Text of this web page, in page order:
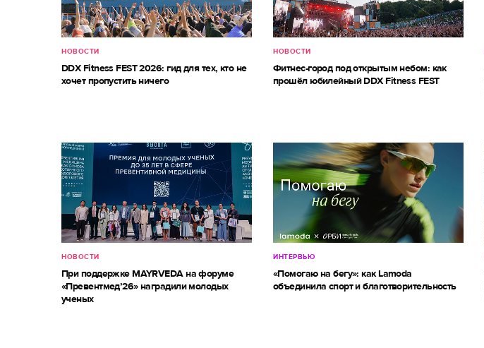
НОВОСТИ
DDX Fitness FEST 2026: гид для тех, кто не
хочет пропустить ничего
НОВОСТИ
Фитнес-город под открытым небом: как
прошёл юбилейный DDX Fitness FEST
НОВОСТИ
При поддержке MAYRVEDA на форуме
«Превентмед’26» наградили молодых
ученых
ИНТЕРВЬЮ
«Помогаю на бегу»: как Lamoda
объединила спорт и благотворительность